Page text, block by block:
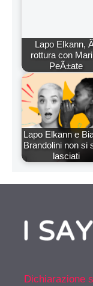
Lapo Elkann,
rottura con
PeÃ±ate
Lapo Elkann e
Brandolini non si
lasciati
Dichiarazione